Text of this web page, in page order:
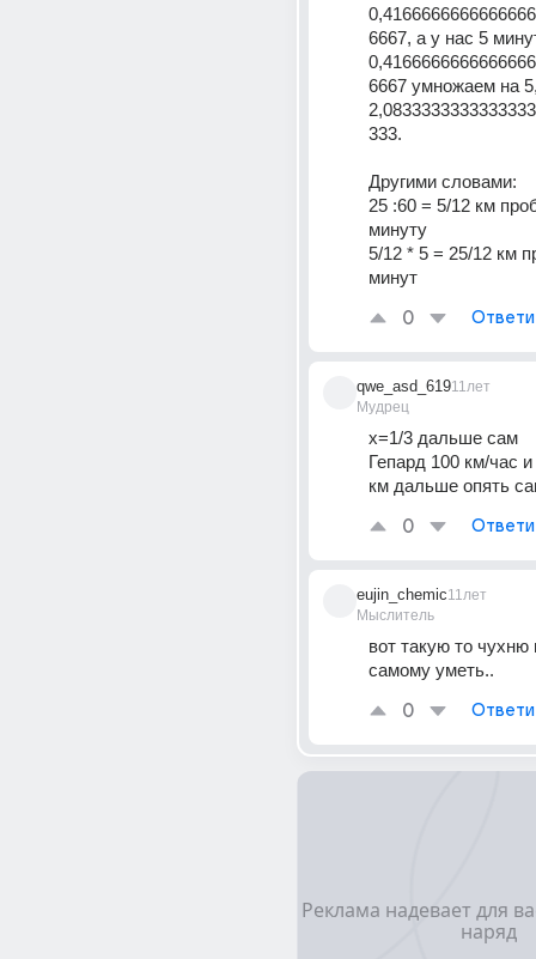
6667, а у нас 5
6667 умножаем на
333.
Другими словами:
25 :60 = 5/12 км
минуту
5/12 * 5 = 25/12 км
минут
0
qwe_asd_619
Мудрец
11лет
х=1/3 дальше сам
Гепард 100 км/час
км дальше опять
0
eujin_chemic
Мыслитель
11лет
вот такую то
самому уметь..
0